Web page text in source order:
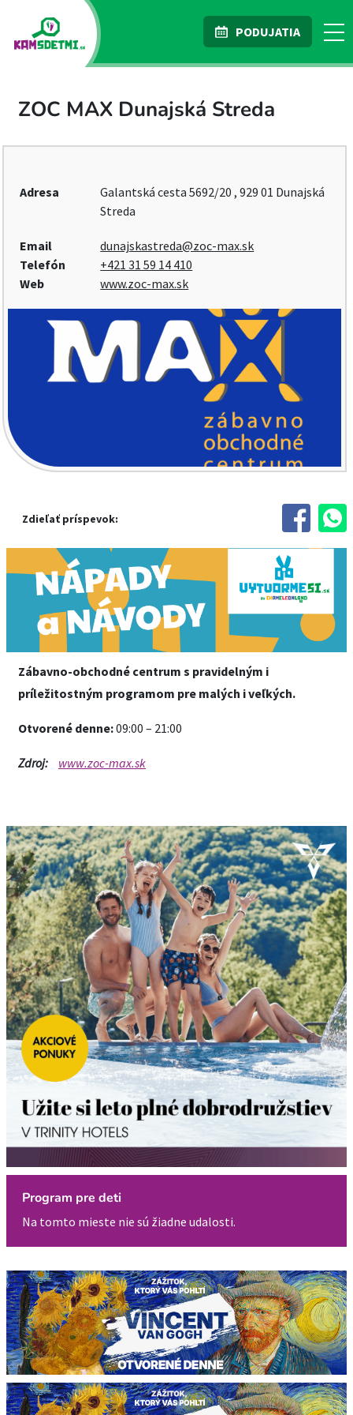
PODUJATIA
ZOC MAX Dunajská Streda
Adresa
Galantská cesta 5692/20 , 929 01 Dunajská
Streda
Email
dunajskastreda@zoc-max.sk
Telefón
+421 31 59 14 410
Web
www.zoc-max.sk
Zdieľať príspevok:
Zábavno-obchodné centrum s pravidelným i
príležitostným programom pre malých i veľkých.
Otvorené denne:09:00 – 21:00
Zdroj: www.zoc-max.sk
Program pre deti
Na tomto mieste nie sú žiadne udalosti.